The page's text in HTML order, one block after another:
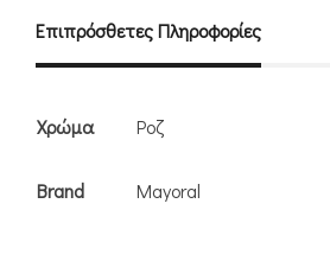
Επιπρόσθετες Πληροφορίες
Χρώμα Ροζ
Brand Mayoral